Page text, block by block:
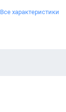
Все характеристики